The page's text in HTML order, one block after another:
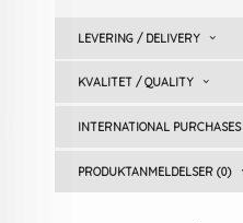
LEVERING / DELIVERY
KVALITET / QUALITY
INTERNATIONAL PURCHASES
PRODUKTANMELDELSER (0)